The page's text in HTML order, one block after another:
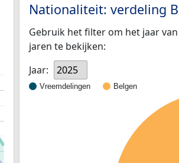
Nationaliteit: verdeling
Gebruik het filter om het jaar
jaren te bekijken:
Jaar:
2025
Vreemdelingen Belgen